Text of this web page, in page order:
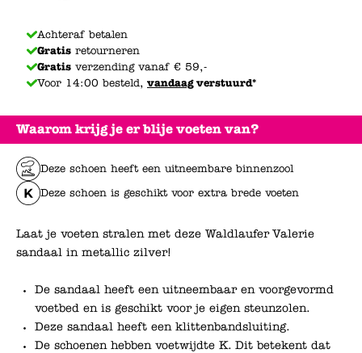
Waarom krijg je er blije voeten van?
Deze schoen heeft een uitneembare binnenzool
Deze schoen is geschikt voor extra brede voeten
Laat je voeten stralen met deze Waldlaufer Valerie
sandaal in metallic zilver!
De sandaal heeft een uitneembaar en voorgevormd
voetbed en is geschikt voor je eigen steunzolen.
Deze sandaal heeft een klittenbandsluiting.
De schoenen hebben voetwijdte K. Dit betekent dat
Achteraf betalen
Gratis retourneren
Gratis verzending vanaf € 59,-
Voor 14:00 besteld, vandaagverstuurd*